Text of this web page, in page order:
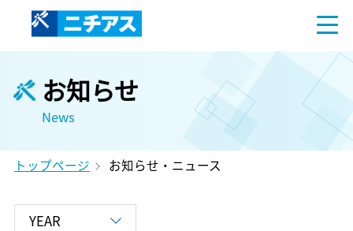
お知らせ
News
トップページ お知らせ・ニュース